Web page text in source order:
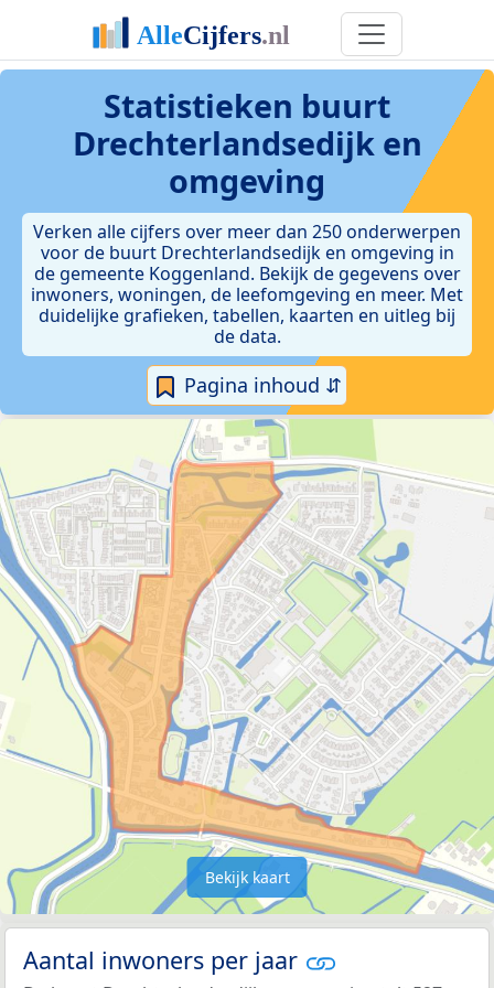
Statistieken buurt
Drechterlandsedijk en
omgeving
Verken alle cijfers over meer dan 250 onderwerpen
voor de buurt Drechterlandsedijk en omgeving in
de gemeente Koggenland. Bekijk de gegevens over
inwoners, woningen, de leefomgeving en meer. Met
duidelijke grafieken, tabellen, kaarten en uitleg bij
de data.
Pagina inhoud ⇵
Bekijk kaart
Aantal inwoners per jaar